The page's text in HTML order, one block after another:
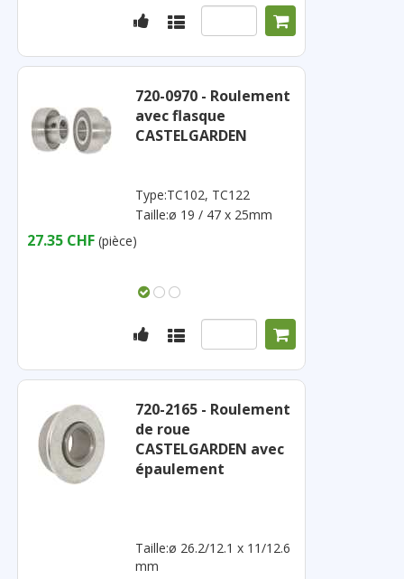
720-0970 - Roulement
avec flasque
CASTELGARDEN
Type:TC102, TC122
Taille:ø 19 / 47 x 25mm
27.35 CHF (pièce)
720-2165 - Roulement
de roue
CASTELGARDEN avec
épaulement
Taille:ø 26.2/12.1 x 11/12.6
mm